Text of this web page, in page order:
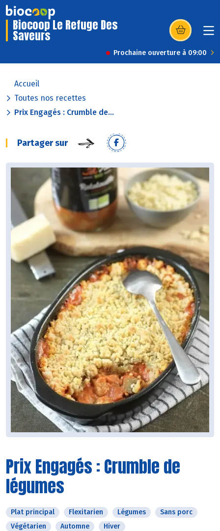
Biocoop Le Refuge Des
Saveurs (s’ouvre dans
Prochaine ouverture à 09:00
Accueil
Toutes nos recettes
Prix Engagés : Crumble de...
Partager sur
Prix Engagés : Crumble de
légumes
Plat principal Flexitarien Légumes
Sans porc
Végétarien
Automne Hiver